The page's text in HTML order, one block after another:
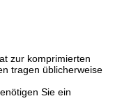
zur komprimierten
tragen üblicherweise
Sie ein